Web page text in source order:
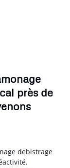
près de
debistrage